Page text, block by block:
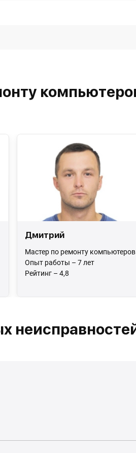
Дмитрий
Мастер по ремонту компьютеров
Опыт работы – 7 лет
Рейтинг – 4,8